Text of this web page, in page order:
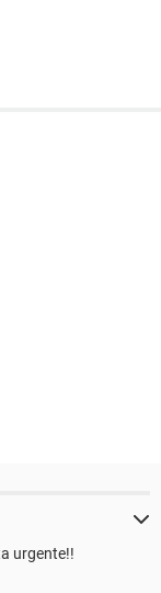
urgente!!